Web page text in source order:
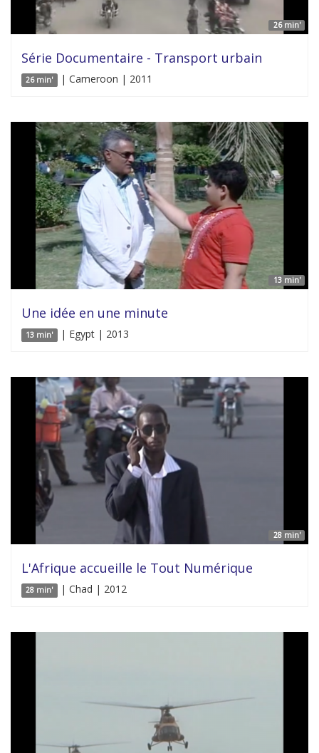
26 min'
Série Documentaire - Transport urbain
26 min' | Cameroon | 2011
13 min'
Une idée en une minute
13 min' | Egypt | 2013
28 min'
L'Afrique accueille le Tout Numérique
28 min' | Chad | 2012